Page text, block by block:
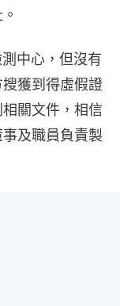
中心，但沒有
獲到得虛假證
關文件，相信
及職員負責製